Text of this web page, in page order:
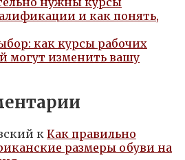
и как понять,
как курсы рабочих
могут изменить вашу
к Как правильно
размеры обуви на